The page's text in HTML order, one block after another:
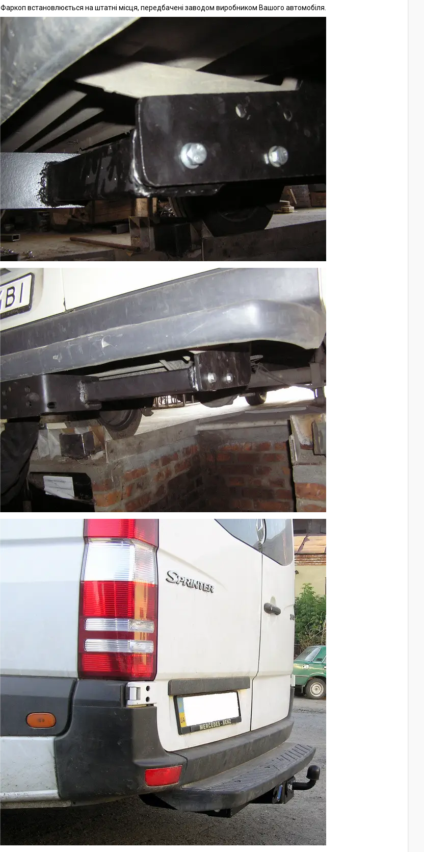
Фаркоп встановлюється на штатні місця, передбачені заводом виробником Вашого автомобіля.